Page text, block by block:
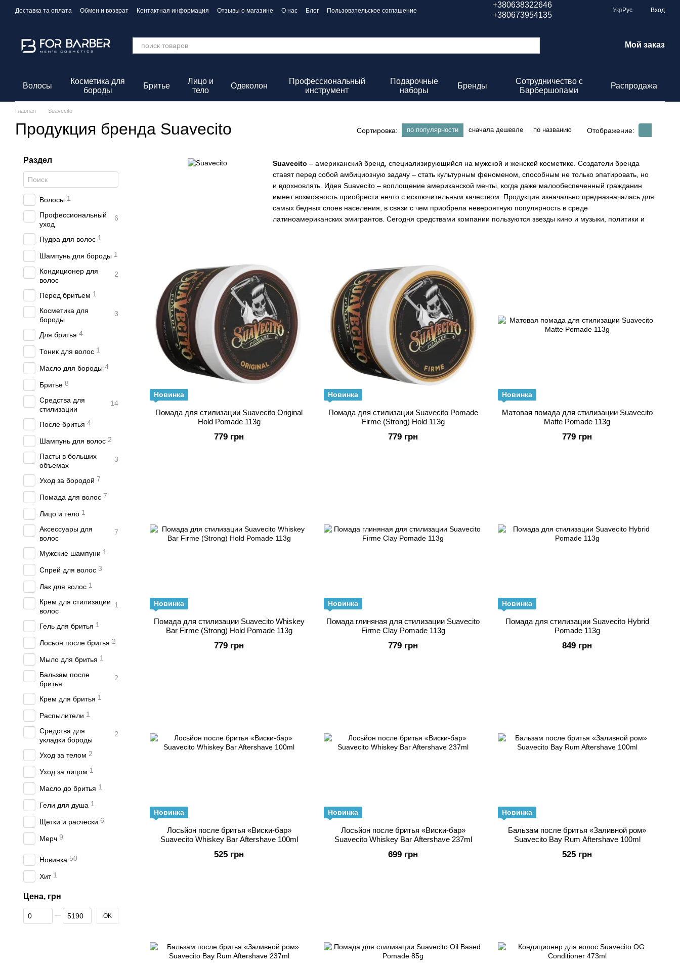
Перейти к основному контенту
Доставка та оплата Обмен и возврат Контактная информация Отзывы о магазине О нас Блог
Пользовательское соглашение
+380638322646
+380673954135
Укр Рус Вход
Мой заказ
Волосы
Косметика для
бороды
Бритье
Лицо и
тело
Одеколон
Профессиональный
инструмент
Подарочные
наборы
Бренды
Сотрудничество с
Барбершопами
Распродажа
Главная Suavecito
Продукция бренда Suavecito Сортировка: по популярности сначала дешевле по названию Отображение:
Suavecito – американский бренд, специализирующийся на мужской и женской косметике. Создатели бренда
ставят перед собой амбициозную задачу – стать культурным феноменом, способным не только эпатировать, но
и вдохновлять. Идея Suavecito – воплощение американской мечты, когда даже малообеспеченный гражданин
имеет возможность приобрести нечто с исключительным качеством. Продукция изначально предназначалась для
самых бедных слоев населения, в связи с чем приобрела невероятную популярность в среде
латиноамериканских эмигрантов. Сегодня средствами компании пользуются звезды кино и музыки, политики и
Новинка
Помада для стилизации Suavecito Original
Hold Pomade 113g
779 грн
Новинка
Помада для стилизации Suavecito Pomade
Firme (Strong) Hold 113g
779 грн
Новинка
Матовая помада для стилизации Suavecito
Matte Pomade 113g
779 грн
Новинка
Помада для стилизации Suavecito Whiskey
Bar Firme (Strong) Hold Pomade 113g
779 грн
Новинка
Помада глиняная для стилизации Suavecito
Firme Clay Pomade 113g
779 грн
Новинка
Помада для стилизации Suavecito Hybrid
Pomade 113g
849 грн
Новинка
Лосьйон после бритья «Виски-бар»
Suavecito Whiskey Bar Aftershave 100ml
525 грн
Новинка
Лосьйон после бритья «Виски-бар»
Suavecito Whiskey Bar Aftershave 237ml
699 грн
Новинка
Бальзам после бритья «Заливной ром»
Suavecito Bay Rum Aftershave 100ml
525 грн
Раздел
Волосы 1
Профессиональный
уход
6
Пудра для волос 1
Шампунь для бороды 1
Кондиционер для
волос
2
Перед бритьем 1
Косметика для
бороды
3
Для бритья 4
Тоник для волос 1
Масло для бороды 4
Бритье 8
Средства для
стилизации
14
После бритья 4
Шампунь для волос 2
Пасты в больших
объемах
3
Уход за бородой 7
Помада для волос 7
Лицо и тело 1
Аксессуары для
волос
7
Мужские шампуни 1
Спрей для волос 3
Лак для волос 1
Крем для стилизации
волос
1
Гель для бритья 1
Лосьон после бритья 2
Мыло для бритья 1
Бальзам после
бритья
2
Крем для бритья 1
Распылители 1
Средства для
укладки бороды
2
Уход за телом 2
Уход за лицом 1
Масло до бритья 1
Гели для душа 1
Щетки и расчески 6
Мерч 9
Новинка 50
Хит 1
Цена, грн
От Цена, грн
До Цена, грн OK